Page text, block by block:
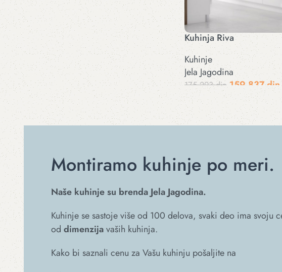
Kuhinja Riva
Kuhinje
Jela Jagodina
175.293din 159.837din
Dodaj u korpu
Montiramo kuhinje po meri.
Naše kuhinje su brenda Jela Jagodina.
Kuhinje se sastoje više od 100 delova, svaki deo ima svoju
od dimenzijavaših kuhinja.
Kako bi saznali cenu za Vašu kuhinju pošaljite na